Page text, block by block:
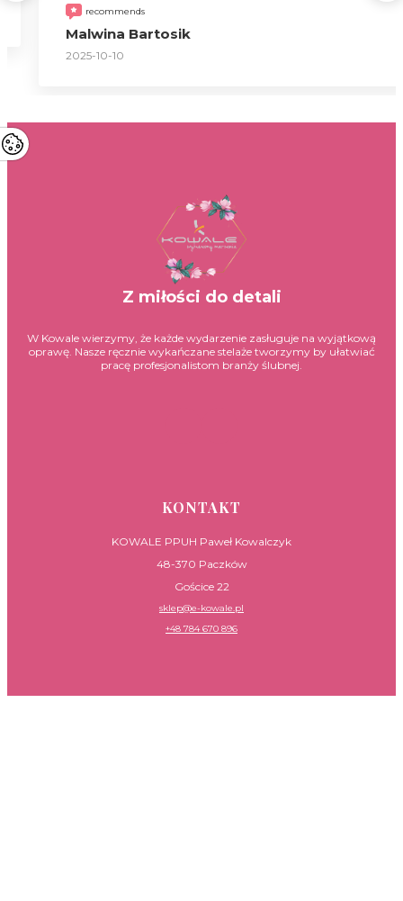
Edyta Średzińska
2025-09-29
Z miłości do detali
W Kowale wierzymy, że każde wydarzenie zasługuje na wyjątkową
oprawę. Nasze ręcznie wykańczane stelaże tworzymy by ułatwiać
pracę profesjonalistom branży ślubnej.
KONTAKT
KOWALE PPUH Paweł Kowalczyk
48-370 Paczków
Gościce 22
sklep@e-kowale.pl
+48 784 670 896